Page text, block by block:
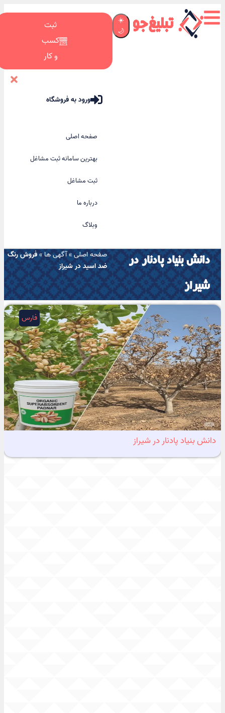
☀️
🌙
ثبت
کسب
و کار
ورود به فروشگاه
صفحه اصلی
بهترین سامانه ثبت مشاغل
ثبت مشاغل
درباره ما
وبلاگ
دانش بنیاد پادنار در
شیراز
صفحه اصلی»آگهی ها»فروش رنگ
ضد اسید در شیراز
فارس
دانش بنیاد پادنار در شیراز